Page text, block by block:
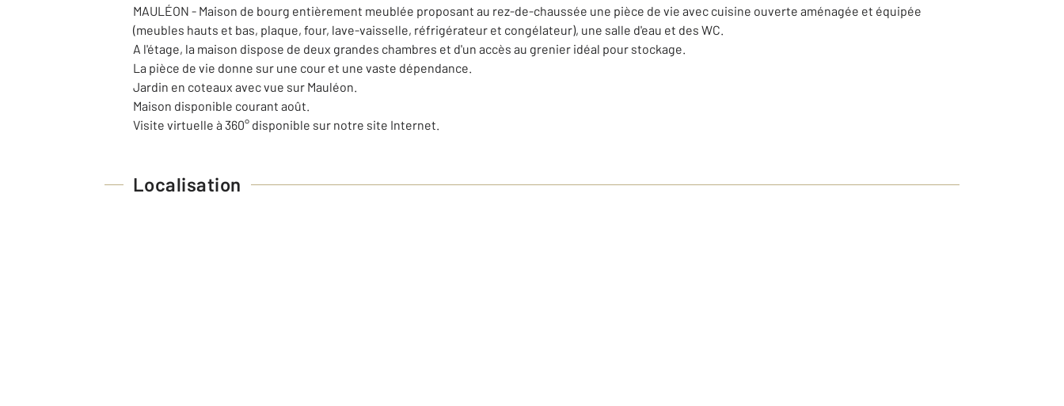
MAULÉON - Maison de bourg entièrement meublée proposant au rez-de-chaussée une pièce de vie avec cuisine ouverte aménagée et équipée
(meubles hauts et bas, plaque, four, lave-vaisselle, réfrigérateur et congélateur), une salle d'eau et des WC.
A l'étage, la maison dispose de deux grandes chambres et d'un accès au grenier idéal pour stockage.
La pièce de vie donne sur une cour et une vaste dépendance.
Jardin en coteaux avec vue sur Mauléon.
Maison disponible courant août.
Visite virtuelle à 360° disponible sur notre site Internet.
Localisation